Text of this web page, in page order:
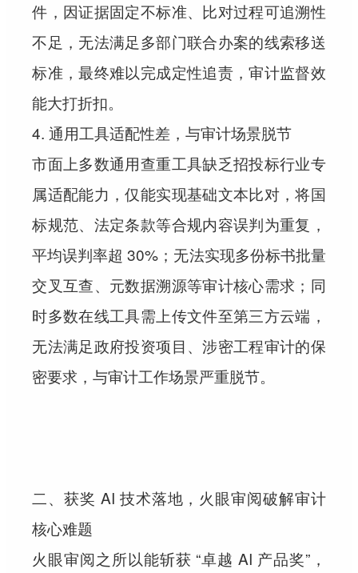
件，因证据固定不标准、比对过程可追溯性
不足，无法满足多部门联合办案的线索移送
标准，最终难以完成定性追责，审计监督效
能大打折扣。
4. 通用工具适配性差，与审计场景脱节
市面上多数通用查重工具缺乏招投标行业专
属适配能力，仅能实现基础文本比对，将国
标规范、法定条款等合规内容误判为重复，
平均误判率超 30%；无法实现多份标书批量
交叉互查、元数据溯源等审计核心需求；同
时多数在线工具需上传文件至第三方云端，
无法满足政府投资项目、涉密工程审计的保
密要求，与审计工作场景严重脱节。
二、获奖 AI 技术落地，火眼审阅破解审计
核心难题
火眼审阅之所以能斩获 “卓越 AI 产品奖”，